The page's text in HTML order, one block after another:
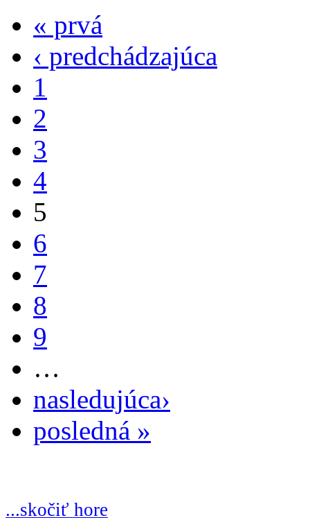
« prvá
‹ predchádzajúca
1
2
3
4
5
6
7
8
9
…
nasledujúca›
posledná »
...skočiť hore